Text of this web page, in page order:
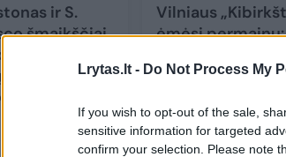
Lrytas.lt - Do Not Process My
If you wish to opt-out of the sale,
sensitive information for targeted
confirm your selection. Please note
ir S.
šmaikščiai
kad jis
Vilniaus
ėmėsi permainų:
(1)